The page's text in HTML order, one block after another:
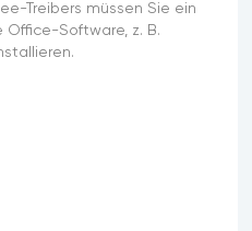
Treibers müssen Sie ein
Software, z. B.